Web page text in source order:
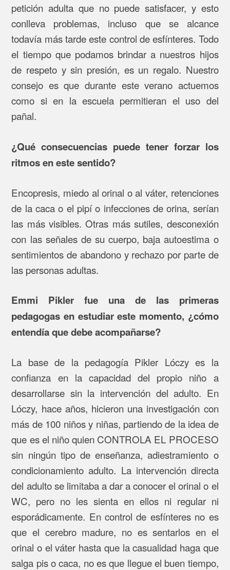
petición adulta que no puede satisfacer, y esto
conlleva problemas, incluso que se alcance
todavía más tarde este control de esfínteres. Todo
el tiempo que podamos brindar a nuestros hijos
de respeto y sin presión, es un regalo. Nuestro
consejo es que durante este verano actuemos
como si en la escuela permitieran el uso del
pañal.
¿Qué consecuencias puede tener forzar los
ritmos en este sentido?
Encopresis, miedo al orinal o al váter, retenciones
de la caca o el pipí o infecciones de orina, serían
las más visibles. Otras más sutiles, desconexión
con las señales de su cuerpo, baja autoestima o
sentimientos de abandono y rechazo por parte de
las personas adultas.
Emmi Pikler fue una de las primeras
pedagogas en estudiar este momento, ¿cómo
entendía que debe acompañarse?
La base de la pedagogía Pikler Lóczy es la
confianza en la capacidad del propio niño a
desarrollarse sin la intervención del adulto. En
Lóczy, hace años, hicieron una investigación con
más de 100 niños y niñas, partiendo de la idea de
que es el niño quien CONTROLA EL PROCESO
sin ningún tipo de enseñanza, adiestramiento o
condicionamiento adulto. La intervención directa
del adulto se limitaba a dar a conocer el orinal o el
WC, pero no les sienta en ellos ni regular ni
esporádicamente. En control de esfínteres no es
que el cerebro madure, no es sentarlos en el
orinal o el váter hasta que la casualidad haga que
salga pis o caca, no es que llegue el buen tiempo,